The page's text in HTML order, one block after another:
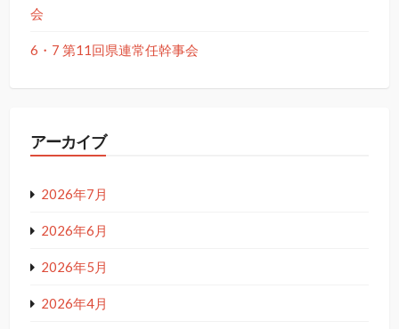
会
6・7 第11回県連常任幹事会
アーカイブ
2026年7月
2026年6月
2026年5月
2026年4月